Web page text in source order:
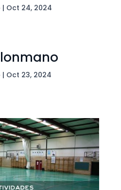
| Oct 24, 2024
| Oct 23, 2024